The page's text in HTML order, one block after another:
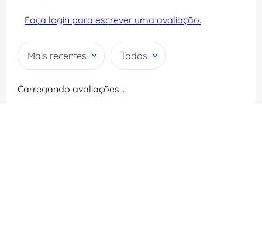
Faça login para escrever uma avaliação.
Mais recentes Todos
Carregando avaliações…